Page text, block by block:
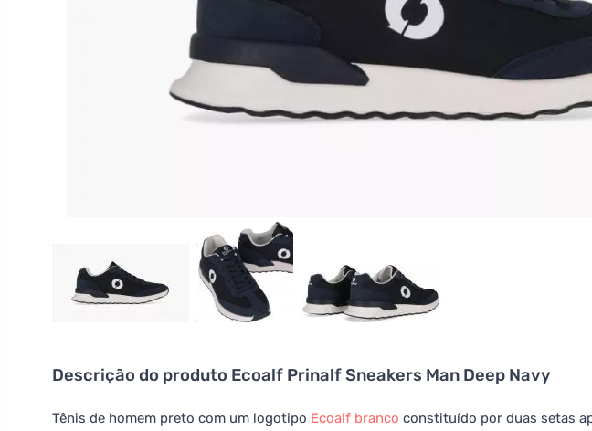
Descrição do produto Ecoalf Prinalf Sneakers Man Deep Navy
Tênis de homem preto com um logotipo Ecoalf branco constituído por duas setas